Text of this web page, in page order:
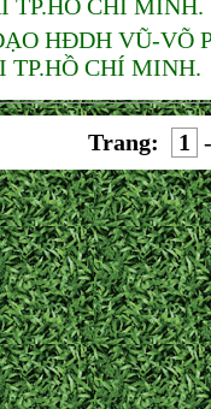
TP.HỒ CHÍ MINH.
HĐDH VŨ-VÕ
TP.HỒ CHÍ MINH.
Trang: 1 -